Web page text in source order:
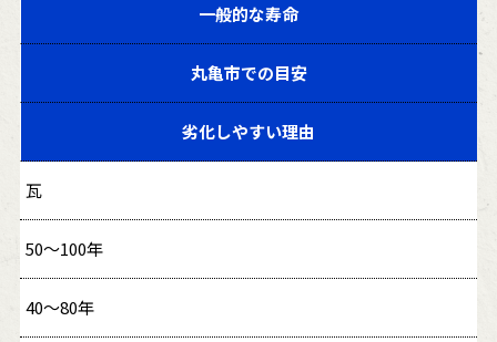
一般的な寿命
丸亀市での目安
劣化しやすい理由
瓦
50〜100年
40〜80年